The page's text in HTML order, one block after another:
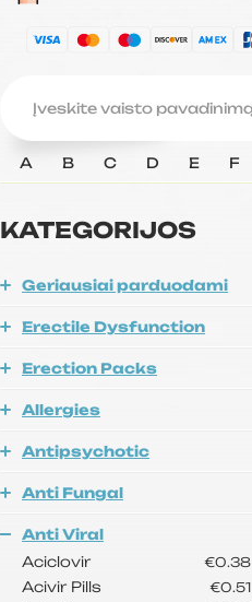
A B C D E F
KATEGORIJOS
Geriausiai parduodami
Erectile Dysfunction
Erection Packs
Allergies
Antipsychotic
Anti Fungal
Anti Viral
Aciclovir
€0.38
Acivir Pills €0.51